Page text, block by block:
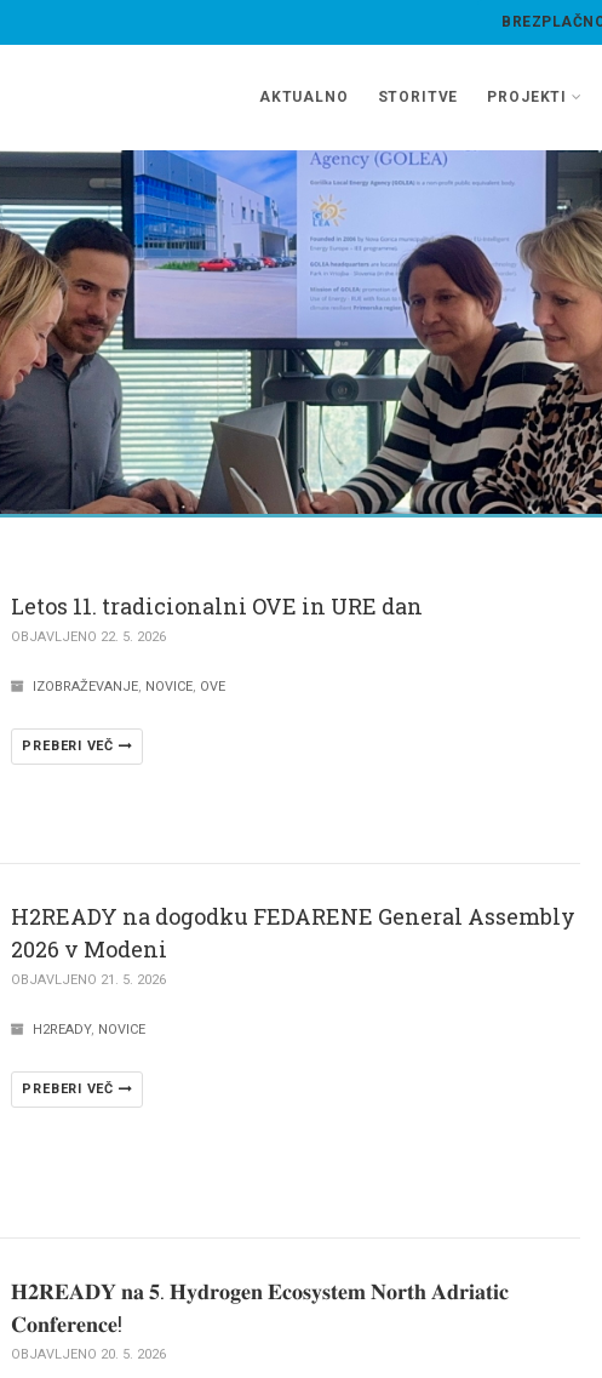
AKTUALNO STORITVE PROJEKTI
Letos 11. tradicionalni OVE in URE dan
OBJAVLJENO 22. 5. 2026
IZOBRAŽEVANJE, NOVICE, OVE
PREBERI VEČ
H2READY na dogodku FEDARENE General Assembly
2026 v Modeni
OBJAVLJENO 21. 5. 2026
H2READY, NOVICE
PREBERI VEČ
𝐇𝟐𝐑𝐄𝐀𝐃𝐘 𝐧𝐚 𝟓. 𝐇𝐲𝐝𝐫𝐨𝐠𝐞𝐧 𝐄𝐜𝐨𝐬𝐲𝐬𝐭𝐞𝐦 𝐍𝐨𝐫𝐭𝐡 𝐀𝐝𝐫𝐢𝐚𝐭𝐢𝐜
𝐂𝐨𝐧𝐟𝐞𝐫𝐞𝐧𝐜𝐞!
OBJAVLJENO 20. 5. 2026